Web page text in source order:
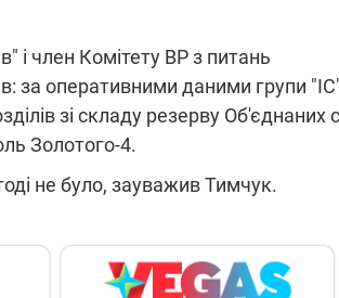
і член Комітету ВР з питань
за оперативними даними групи
зі складу резерву Об'єднаних
Золотого-4.
не було, зауважив Тимчук.
передовій:
підтримайте
військкорів "5 каналу",
які знімають на
найгарячіших
"Відправте
бригада Повітряних
сил ЗСУ збирає на
НРК Numo